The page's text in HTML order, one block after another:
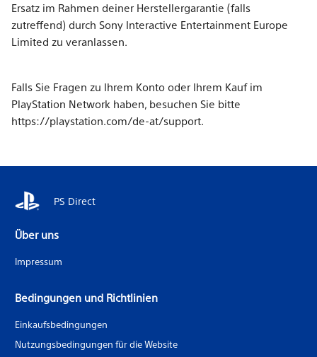
Ersatz im Rahmen deiner Herstellergarantie (falls
zutreffend) durch Sony Interactive Entertainment Europe
Limited zu veranlassen.
Falls Sie Fragen zu Ihrem Konto oder Ihrem Kauf im
PlayStation Network haben, besuchen Sie bitte
https://playstation.com/de-at/support.
PS Direct
Über uns
Impressum
Bedingungen und Richtlinien
Einkaufsbedingungen
Nutzungsbedingungen für die Website